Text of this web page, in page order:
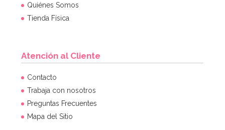
Regalos para piñata Shimmer y Shine
17,99€
Quiénes Somos
Tienda Física
Atención al Cliente
Contacto
Trabaja con nosotros
Preguntas Frecuentes
Mapa del Sitio